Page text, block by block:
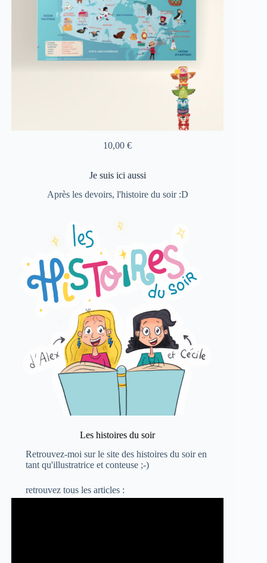
10,00€
Je suis ici aussi
Après les devoirs, l'histoire du soir :D
Les histoires du soir
Retrouvez-moi sur le site des histoires du soiren
tant qu'illustratrice et conteuse ;-)
retrouvez tous les articles :